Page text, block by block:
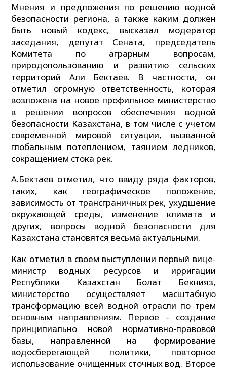
Мнения и предложения по решению водной
безопасности региона, а также каким должен
быть новый кодекс, высказал модератор
заседания, депутат Сената, председатель
Комитета по аграрным вопросам,
природопользованию и развитию сельских
территорий Али Бектаев. В частности, он
отметил огромную ответственность, которая
возложена на новое профильное министерство
в решении вопросов обеспечения водной
безопасности Казахстана, в том числе с учетом
современной мировой ситуации, вызванной
глобальным потеплением, таянием ледников,
сокращением стока рек.
А.Бектаев отметил, что ввиду ряда факторов,
таких, как географическое положение,
зависимость от трансграничных рек, ухудшение
окружающей среды, изменение климата и
других, вопросы водной безопасности для
Казахстана становятся весьма актуальными.
Как отметил в своем выступлении первый вице-
министр водных ресурсов и ирригации
Республики Казахстан Болат Бекнияз,
министерство осуществляет масштабную
трансформацию всей водной отрасли по трем
основным направлениям. Первое – создание
принципиально новой нормативно-правовой
базы, направленной на формирование
водосберегающей политики, повторное
использование очищенных сточных вод. Второе